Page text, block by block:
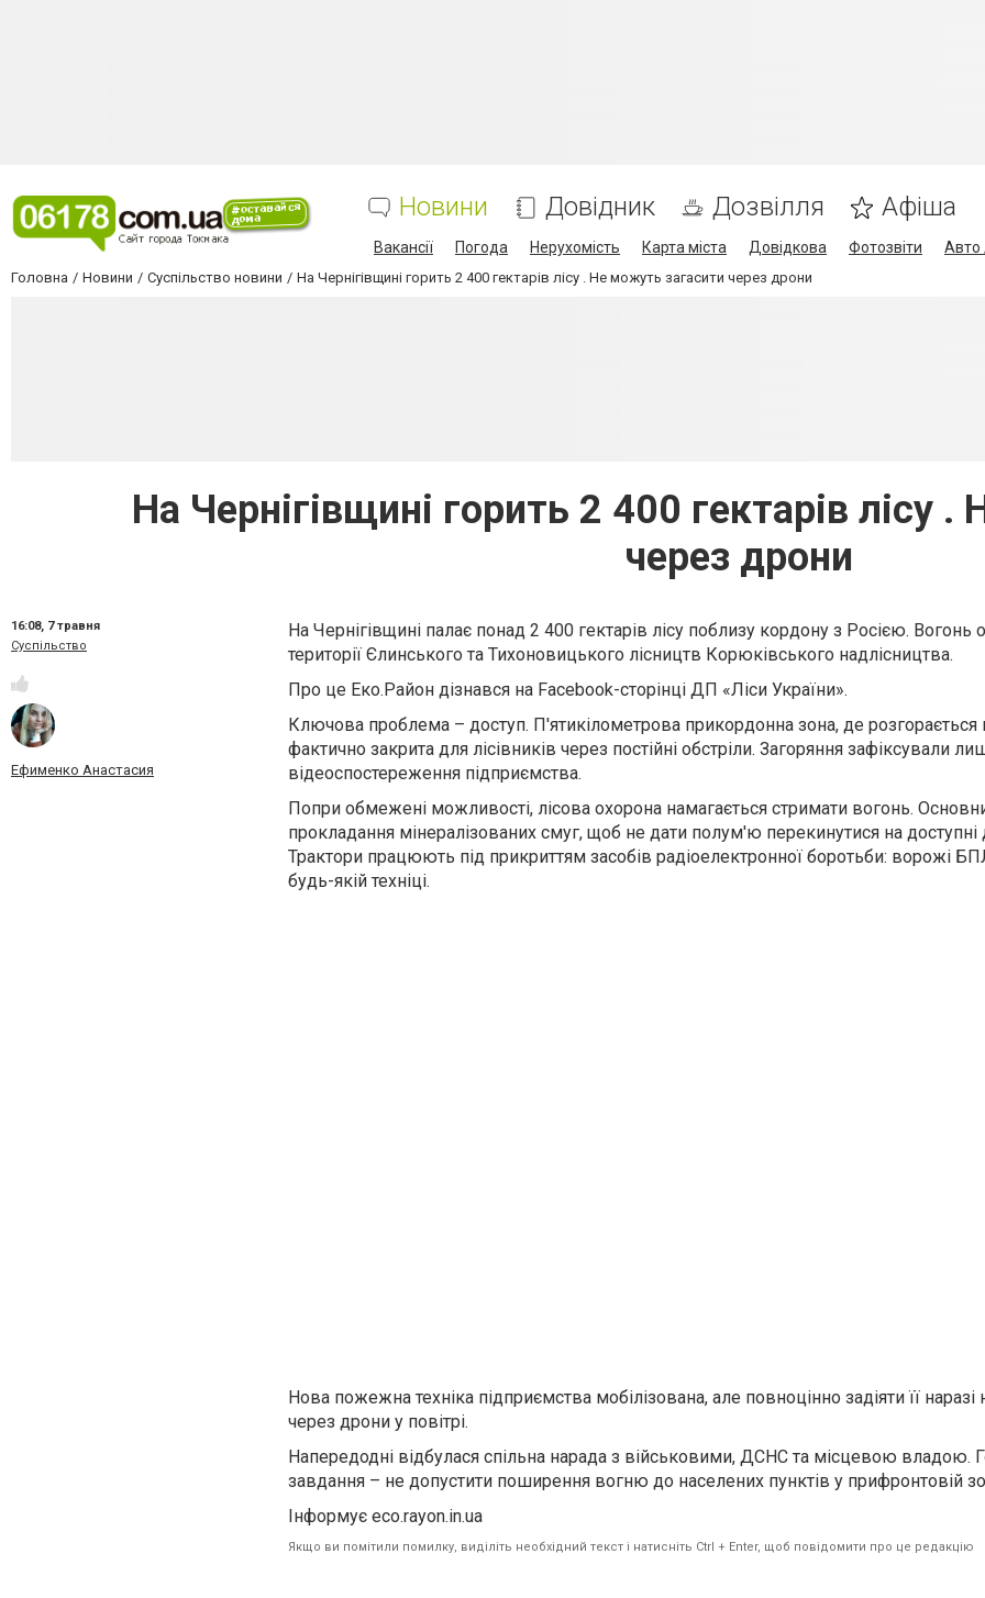
Новини Довідник Дозвілля Афіша
Вакансії Погода Нерухомість Карта міста Довідкова Фотозвіти Авто
Головна Новини Суспільство новини На Чернігівщині горить 2 400 гектарів лісу . Не можуть загасити через дрони
На Чернігівщині горить 2 400 гектарів лісу
через дрони
16:08, 7 травня
Суспільство
Ефименко Анастасия
На Чернігівщині палає понад 2 400 гектарів лісу поблизу кордону з Росією. Вогонь
території Єлинського та Тихоновицького лісництв Корюківського надлісництва.
Про це Еко.Район дізнався на Facebook-сторінці ДП «Ліси України».
Ключова проблема – доступ. П'ятикілометрова прикордонна зона, де
фактично закрита для лісівників через постійні обстріли. Загоряння зафіксували
відеоспостереження підприємства.
Попри обмежені можливості, лісова охорона намагається стримати вогонь.
прокладання мінералізованих смуг, щоб не дати полум'ю перекинутися на доступні
Трактори працюють під прикриттям засобів радіоелектронної боротьби: ворожі
будь-якій техніці.
Нова пожежна техніка підприємства мобілізована, але повноцінно задіяти її
через дрони у повітрі.
Напередодні відбулася спільна нарада з військовими, ДСНС та місцевою владою.
завдання – не допустити поширення вогню до населених пунктів у прифронтовій
Інформує eco.rayon.in.ua
Якщо ви помітили помилку, виділіть необхідний текст і натисніть Ctrl + Enter, щоб повідомити про це редакцію